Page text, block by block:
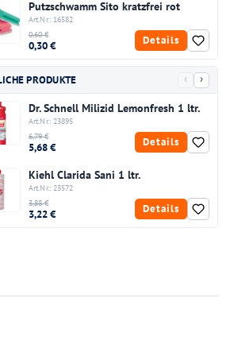
oder benutze die
Putzschwamm Sito kratzfrei rot
Art.Nr.: 16582
0,60 €
0,30 € Details
PRODUKTE ‹ ›
Dr. Schnell Milizid Lemonfresh 1 ltr.
Art.Nr.: 23895
6,79 €
5,68 € Details
Kiehl Clarida Sani 1 ltr.
Art.Nr.: 23572
3,88 €
3,22 € Details